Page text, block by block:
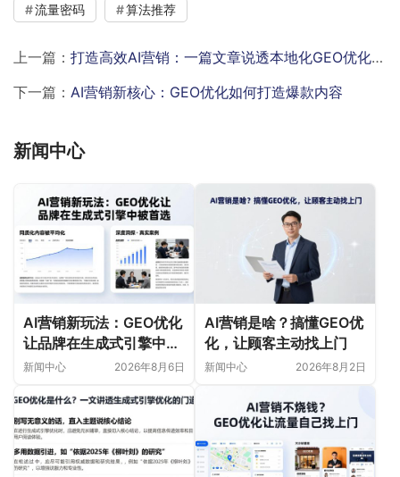
流量密码
算法推荐
上一篇： 打造高效AI营销：一篇文章说透本地化GEO优化战略
下一篇： AI营销新核心：GEO优化如何打造爆款内容
新闻中心
AI营销新玩法：GEO优化
让品牌在生成式引擎中被
首选
新闻中心 2026年8月6日
AI营销是啥？搞懂GEO优
化，让顾客主动找上门
新闻中心 2026年8月2日